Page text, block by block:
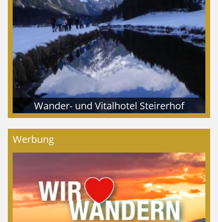
Wander- und Vitalhotel Steirerhof
Werbung